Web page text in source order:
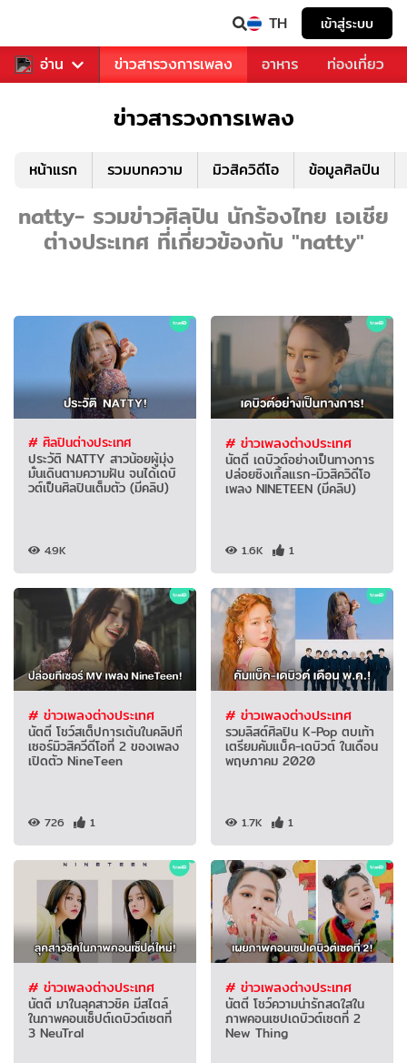
TH เข้าสู่ระบบ
อ่าน
ข่าวบันเทิง ข่าวสารวงการเพลง อาหาร ท่องเที่ยว
ข่าวสารวงการเพลง
หน้าแรก รวมบทความ มิวสิควิดีโอ ข้อมูลศิลปิน
natty- รวมข่าวศิลปิน นักร้องไทย เอเชีย
ต่างประเทศ ที่เกี่ยวข้องกับ "natty"
# ศิลปินต่างประเทศ
ประวัติ NATTY สาวน้อยผู้มุ่ง
มั่นเดินตามความฝัน จนได้เดบิ
วต์เป็นศิลปินเต็มตัว (มีคลิป)
4.9K
# ข่าวเพลงต่างประเทศ
นัตตี้ เดบิวต์อย่างเป็นทางการ
ปล่อยซิงเกิ้ลแรก-มิวสิควิดีโอ
เพลง NINETEEN (มีคลิป)
1.6K 1
# ข่าวเพลงต่างประเทศ
นัตตี้ โชว์สเต็ปการเต้นในคลิปที
เซอร์มิวสิควีดีโอที่ 2 ของเพลง
เปิดตัว NineTeen
726 1
# ข่าวเพลงต่างประเทศ
รวมลิสต์ศิลปิน K-Pop ตบเท้า
เตรียมคัมแบ็ค-เดบิวต์ ในเดือน
พฤษภาคม 2020
1.7K 1
# ข่าวเพลงต่างประเทศ
นัตตี้ มาในลุคสาวชิค มีสไตล์
ในภาพคอนเซ็ปต์เดบิวต์เซตที่
3 NeuTral
# ข่าวเพลงต่างประเทศ
นัตตี้ โชว์ความน่ารักสดใสใน
ภาพคอนเซปเดบิวต์เซตที่ 2
New Thing